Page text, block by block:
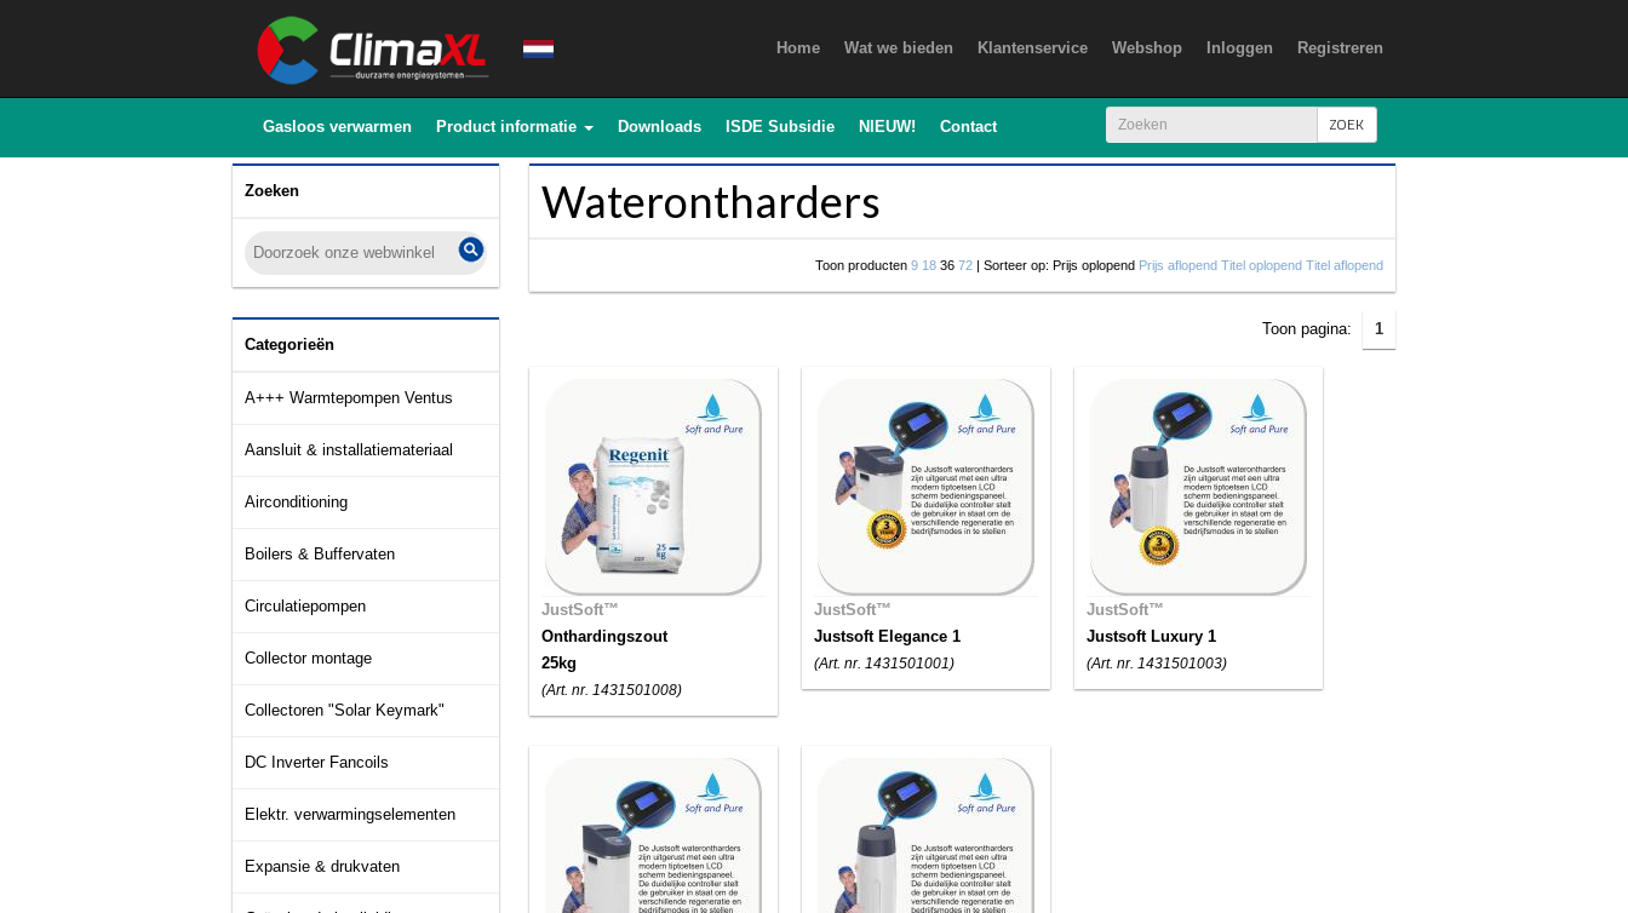
Home Wat we bieden Klantenservice Webshop Inloggen Registreren
Gasloos verwarmen Product informatie Downloads ISDE Subsidie NIEUW! Contact ZOEK
Zoeken
Categorieën
A+++ Warmtepompen Ventus
Aansluit & installatiemateriaal
Airconditioning
Boilers & Buffervaten
Circulatiepompen
Collector montage
Collectoren "Solar Keymark"
DC Inverter Fancoils
Elektr. verwarmingselementen
Expansie & drukvaten
Waterontharders
Toon producten 9 18 36 72 | Sorteer op: Prijs oplopend Prijs aflopend Titel oplopend Titel aflopend
Toon pagina: 1
JustSoft™
Onthardingszout
25kg
(Art. nr. 1431501008)
JustSoft™
Justsoft Elegance 1
(Art. nr. 1431501001)
JustSoft™
Justsoft Luxury 1
(Art. nr. 1431501003)